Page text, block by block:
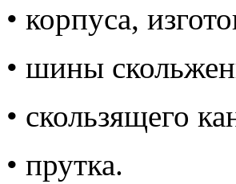
• корпуса,
• шины
• скользящего
• прутка.